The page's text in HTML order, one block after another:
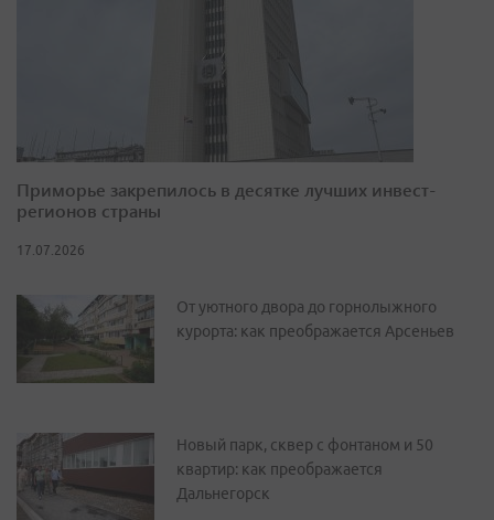
Приморье закрепилось в десятке лучших инвест-
регионов страны
17.07.2026
От уютного двора до горнолыжного
курорта: как преображается Арсеньев
Новый парк, сквер с фонтаном и 50
квартир: как преображается
Дальнегорск